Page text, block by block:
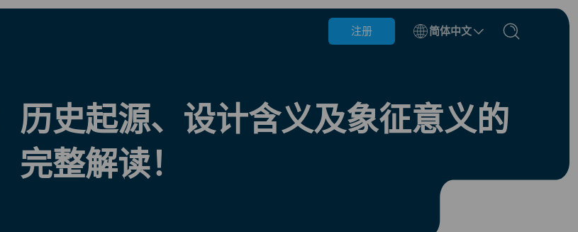
注册 简体中文
比利时 文莱 保加利亚 柬埔寨
智利 中国
捷克共和国 丹麦 厄瓜多尔
历史起源、设计含义及象征意义的
完整解读！